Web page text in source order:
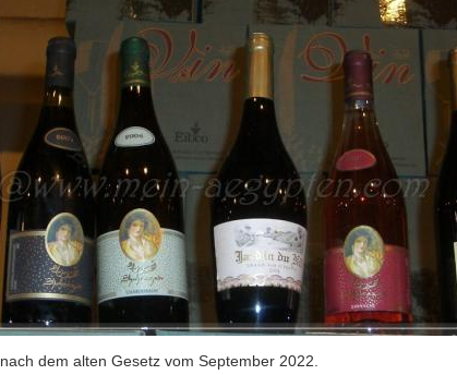
nach dem alten Gesetz vom September 2022.